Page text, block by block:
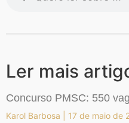
Ler mais
Concurso PMSC: 550
Karol Barbosa
17 de maio de